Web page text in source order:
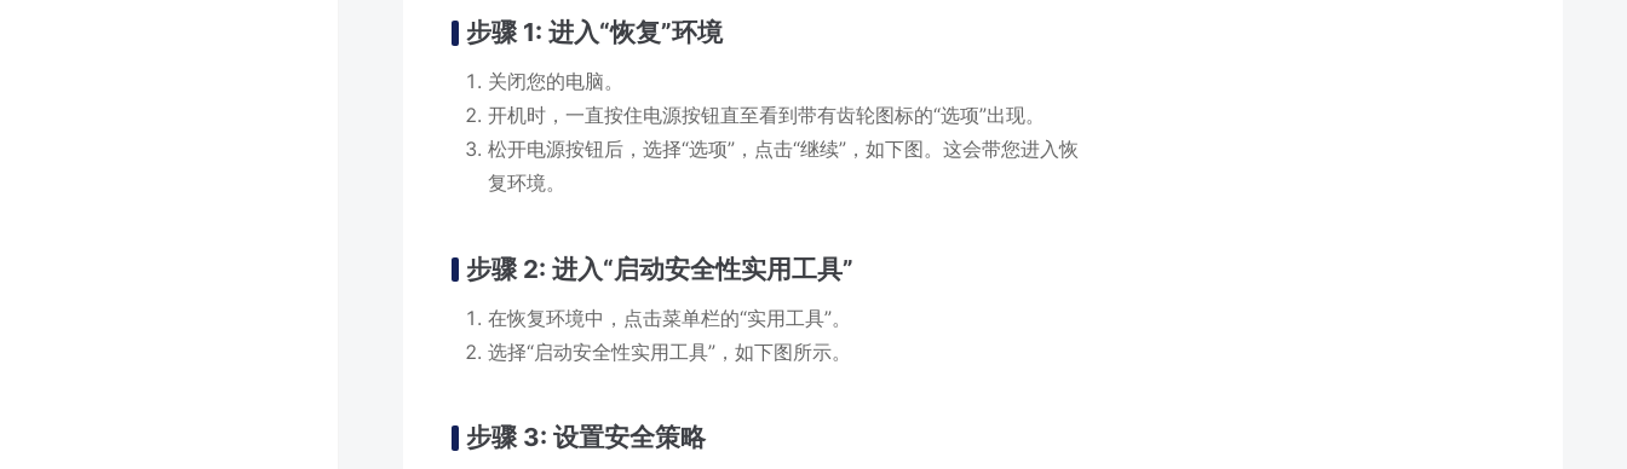
步骤 1: 进入“恢复”环境
关闭您的电脑。
开机时，一直按住电源按钮直至看到带有齿轮图标的“选项”出现。
松开电源按钮后，选择“选项”，点击“继续”，如下图。这会带您进入恢
复环境。
步骤 2: 进入“启动安全性实用工具”
在恢复环境中，点击菜单栏的“实用工具”。
选择“启动安全性实用工具”，如下图所示。
步骤 3: 设置安全策略